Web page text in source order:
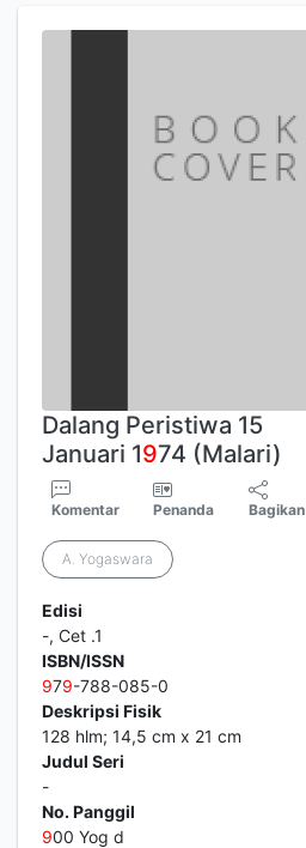
Dalang Peristiwa 15
Januari 1974 (Malari)
Komentar Penanda Bagikan
A. Yogaswara
Edisi
-, Cet .1
ISBN/ISSN
979-788-085-0
Deskripsi Fisik
128 hlm; 14,5 cm x 21 cm
Judul Seri
-
No. Panggil
900 Yog d